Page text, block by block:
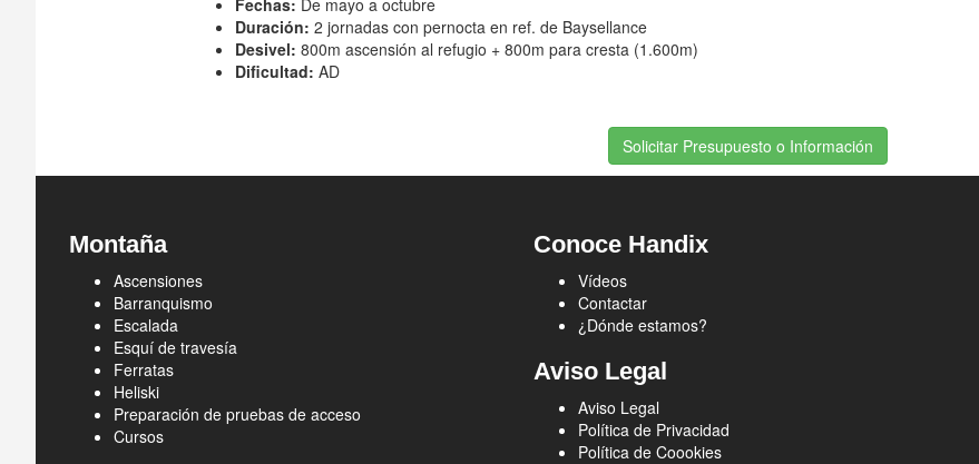
Fechas: De mayo a octubre
Duración:2 jornadas con pernocta en ref. de Baysellance
Desivel:800m ascensión al refugio + 800m para cresta (1.600m)
Dificultad:AD
Solicitar Presupuesto o Información
Montaña
Ascensiones
Barranquismo
Escalada
Esquí de travesía
Ferratas
Heliski
Preparación de pruebas de acceso
Cursos
Conoce Handix
Vídeos
Contactar
¿Dónde estamos?
Aviso Legal
Aviso Legal
Política de Privacidad
Política de Coookies